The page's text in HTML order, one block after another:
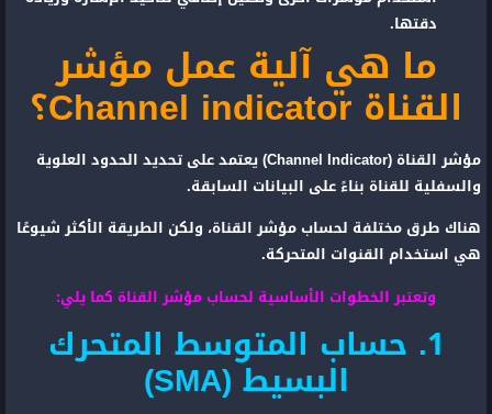
دقتها.
ما هي آلية عمل مؤشر
القناة Channel indicator؟
مؤشر القناة (Channel Indicator) يعتمد على تحديد الحدود العلوية
والسفلية للقناة بناءً على البيانات السابقة.
هناك طرق مختلفة لحساب مؤشر القناة، ولكن الطريقة الأكثر شيوعًا
هي استخدام القنوات المتحركة.
وتعتبر الخطوات الأساسية لحساب مؤشر القناة كما يلي:
1. حساب المتوسط المتحرك
البسيط (SMA)